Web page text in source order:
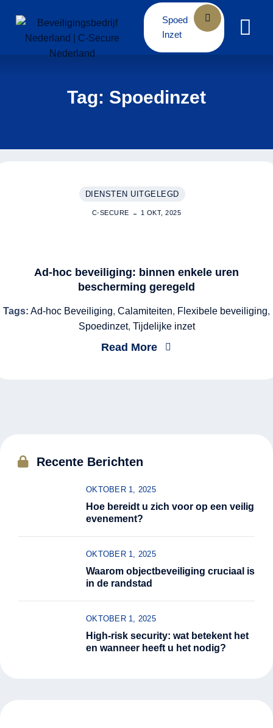
content
Spoed
Inzet
Tag: Spoedinzet
DIENSTEN UITGELEGD
C-SECURE 1 OKT, 2025
Ad-hoc beveiliging: binnen enkele uren
bescherming geregeld
Tags: Ad-hoc Beveiliging, Calamiteiten, Flexibele beveiliging,
Spoedinzet, Tijdelijke inzet
Read More
Recente Berichten
Hoe bereidt u zich voor op een veilig
evenement?
OKTOBER 1, 2025
Waarom objectbeveiliging cruciaal is
in de randstad
OKTOBER 1, 2025
High-risk security: wat betekent het
en wanneer heeft u het nodig?
OKTOBER 1, 2025